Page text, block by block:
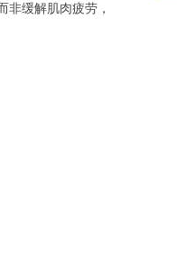
缓解肌肉疲劳，